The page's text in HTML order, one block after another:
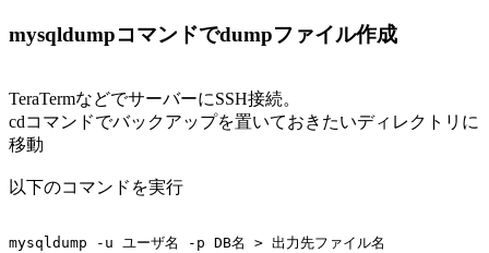
mysqldumpコマンドでdumpファイル作成
TeraTermなどでサーバーにSSH接続。
cdコマンドでバックアップを置いておきたいディレクトリに
移動
以下のコマンドを実行